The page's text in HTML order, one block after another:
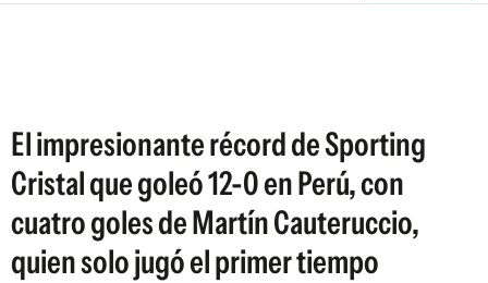
ARGENTINA
El impresionante récord de Sporting
Cristal que goleó 12-0 en Perú, con
cuatro goles de Martín Cauteruccio,
quien solo jugó el primer tiempo